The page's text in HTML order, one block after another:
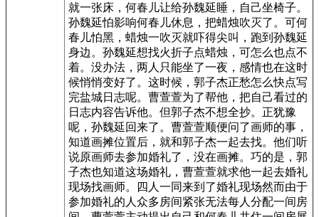
就一张床，何春儿让给孙魏延睡，自己坐椅子。
孙魏延怕影响何春儿休息，把蜡烛吹灭了。可何
春儿怕黑，蜡烛一吹灭就吓得尖叫，跑到孙魏延
身边。孙魏延想找火折子点蜡烛，可怎么也点不
着。没办法，两人只能坐了一夜，感情也在这时
候悄悄变好了。这时候，郭子杰正愁怎么快点写
完盐城日志呢。曹萱萱为了帮他，把自己看过的
日志内容告诉他。但郭子杰不想全抄。正犹豫
呢，孙魏延回来了。曹萱萱顺便问了画师的事，
知道画摊位置后，就和郭子杰一起去找。他们听
说原画师去参加婚礼了，没在画摊。巧的是，郭
子杰也知道这场婚礼，曹萱萱就求他一起去婚礼
现场找画师。四人一同来到了婚礼现场然而由于
参加婚礼的人众多房间紧张无法每人分配一间房